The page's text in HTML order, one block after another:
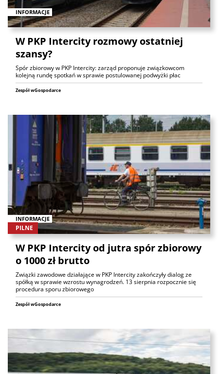
INFORMACJE
W PKP Intercity rozmowy ostatniej
szansy?
Spór zbiorowy w PKP Intercity: zarząd proponuje związkowcom
kolejną rundę spotkań w sprawie postulowanej podwyżki płac
Zespół wGospodarce
INFORMACJE
PILNE
W PKP Intercity od jutra spór zbiorowy
o 1000 zł brutto
Związki zawodowe działające w PKP Intercity zakończyły dialog ze
spółką w sprawie wzrostu wynagrodzeń. 13 sierpnia rozpocznie się
procedura sporu zbiorowego
Zespół wGospodarce